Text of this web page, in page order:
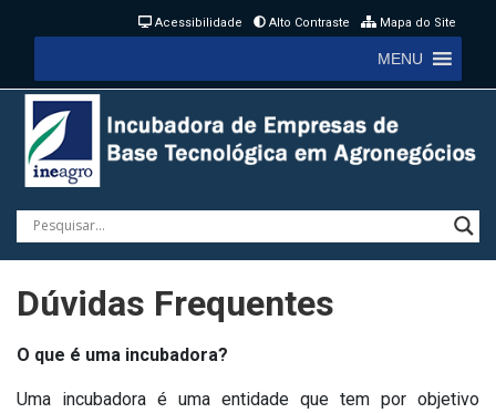
Mapa do Site
Alto Contraste
Acessibilidade
MENU
Dúvidas Frequentes
O que é uma incubadora?
Uma incubadora é uma entidade que tem por objetivo